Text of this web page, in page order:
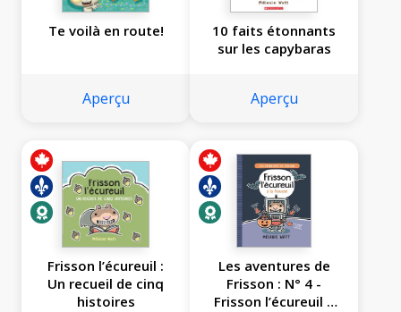
Te voilà en route!
Aperçu
10 faits étonnants
sur les capybaras
Aperçu
Frisson l’écureuil :
Un recueil de cinq
histoires
Les aventures de
Frisson : N° 4 -
Frisson l’écureuil a